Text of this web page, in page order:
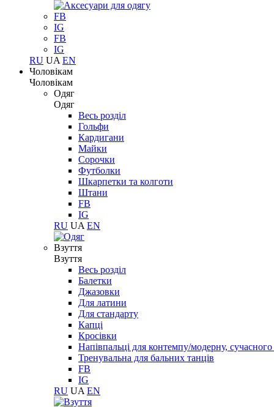
FB
IG
FB
IG
RU UA EN
Чоловікам
Чоловікам
Одяг
Одяг
Весь розділ
Гольфи
Кардигани
Майки
Сорочки
Футболки
Шкарпетки та колготи
Штани
FB
IG
RU UA EN
Взуття
Взуття
Весь розділ
Балетки
Джазовки
Для латини
Для стандарту
Капці
Кросівки
Напівпальці для контемпу/модерну,
Тренувальна для бальних танців
FB
IG
RU UA EN